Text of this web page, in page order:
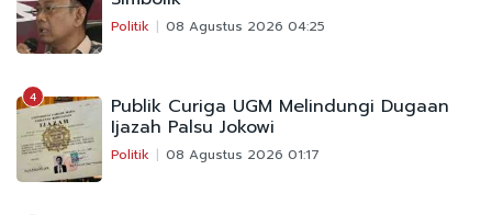
Politik 08 Agustus 2026 04:25
4 Publik Curiga UGM Melindungi Dugaan
Ijazah Palsu Jokowi
Politik 08 Agustus 2026 01:17